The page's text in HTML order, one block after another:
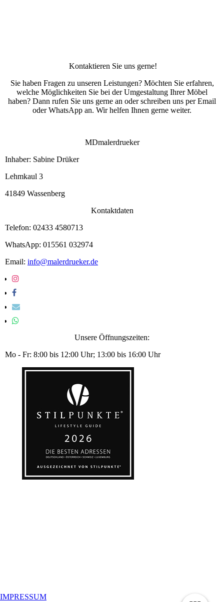
Kontaktieren Sie uns gerne!
Sie haben Fragen zu unseren Leistungen? Möchten Sie erfahren,
welche Möglichkeiten Sie bei der Umgestaltung Ihrer Möbel
haben? Dann rufen Sie uns gerne an oder schreiben uns per Email
oder WhatsApp an. Wir helfen Ihnen gerne weiter.
MDmalerdrueker
Inhaber: Sabine Drüker
Lehmkaul 3
41849 Wassenberg
Kontaktdaten
Telefon: 02433 4580713
WhatsApp: 015561 032974
Email: info@malerdrueker.de
Unsere Öffnungszeiten:
Mo - Fr: 8:00 bis 12:00 Uhr; 13:00 bis 16:00 Uhr
IMPRESSUM